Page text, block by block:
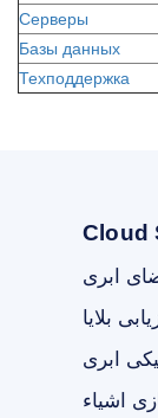
Cерверы
Базы данных
Техподдержка
Cloud
ابری